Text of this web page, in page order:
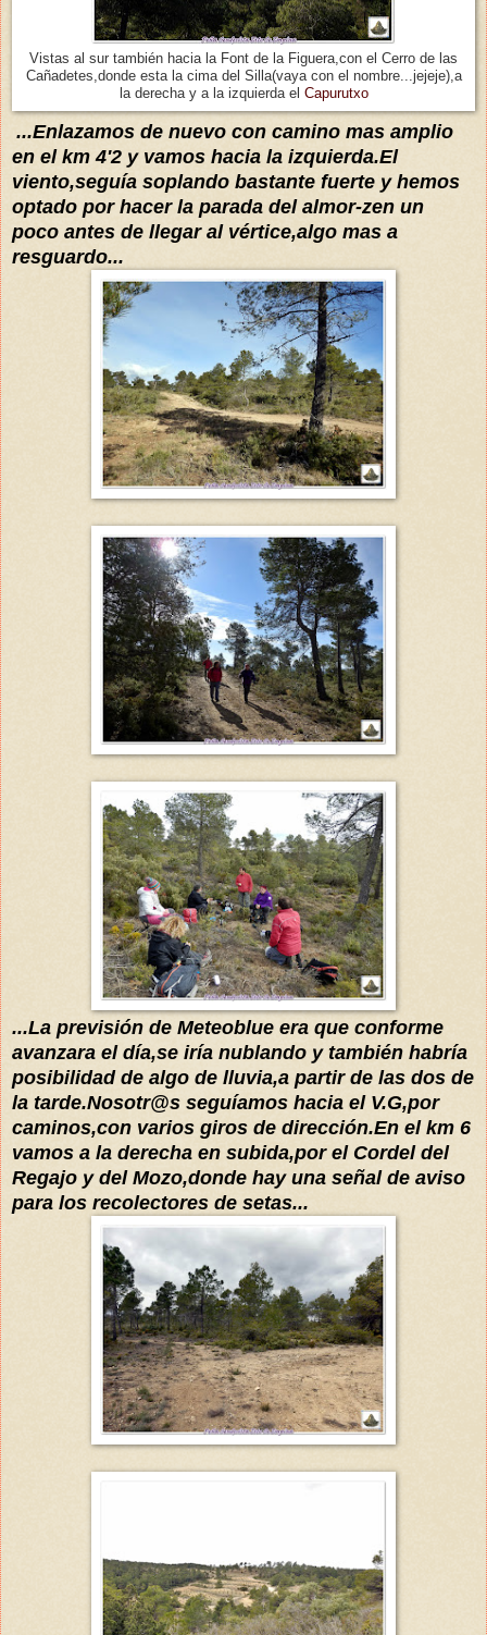
Vistas al sur también hacia la Font de la Figuera,con el Cerro de las
Cañadetes,donde esta la cima del Silla(vaya con el nombre...jejeje),a
la derecha y a la izquierda el Capurutxo
...Enlazamos de nuevo con camino mas amplio
en el km 4'2 y vamos hacia la izquierda.El
viento,seguía soplando bastante fuerte y hemos
optado por hacer la parada del almor-zen un
poco antes de llegar al vértice,algo mas a
resguardo...
...La previsión de Meteoblue era que conforme
avanzara el día,se iría nublando y también habría
posibilidad de algo de lluvia,a partir de las dos de
la tarde.Nosotr@s seguíamos hacia el V.G,por
caminos,con varios giros de dirección.En el km 6
vamos a la derecha en subida,por el Cordel del
Regajo y del Mozo,donde hay una señal de aviso
para los recolectores de setas...